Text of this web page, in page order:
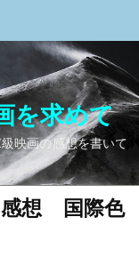
を求めて
映画の感想を書いて
感想 国際色